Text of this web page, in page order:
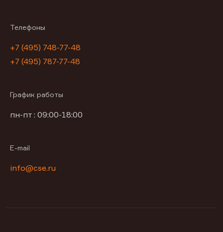
Телефоны
+7 (495) 748-77-48
+7 (495) 787-77-48
График работы
пн-пт : 09:00-18:00
E-mail
info@cse.ru